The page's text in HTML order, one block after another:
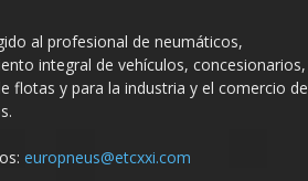
al profesional de neumáticos,
integral de vehículos, concesionarios,
flotas y para la industria y el comercio de
europneus@etcxxi.com